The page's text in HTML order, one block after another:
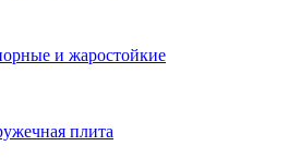
и жаростойкие
плита